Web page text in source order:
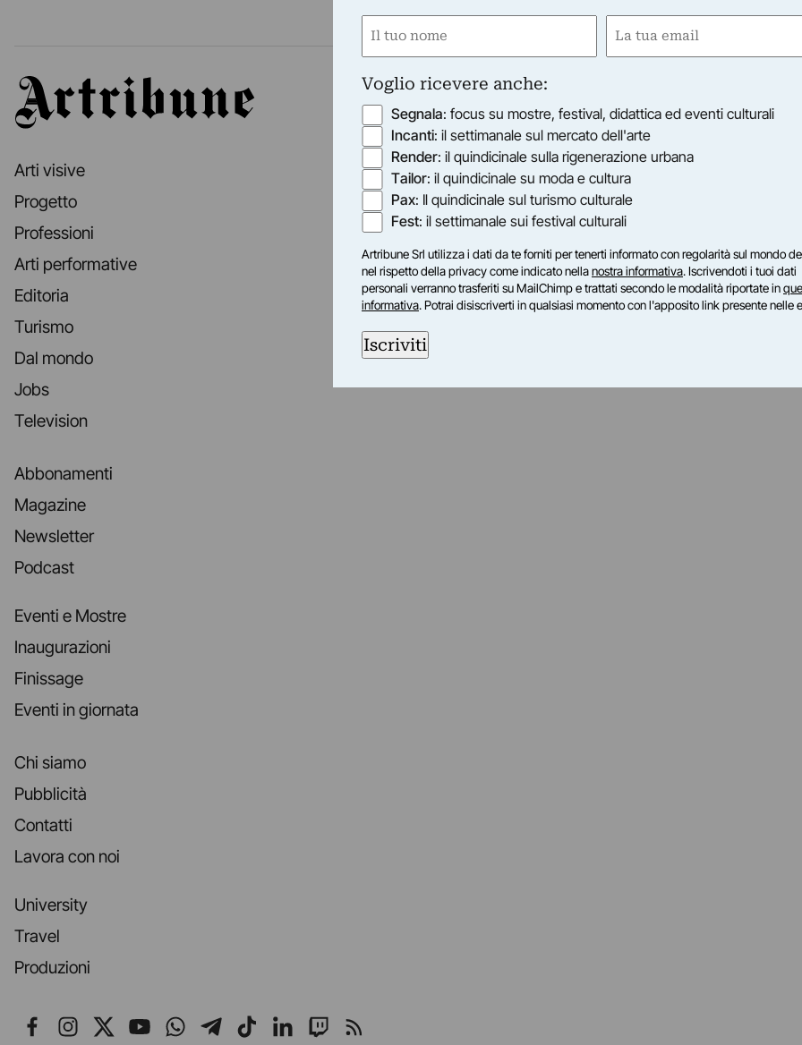
Artribune
Arti visive
Progetto
Professioni
Arti performative
Editoria
Turismo
Dal mondo
Jobs
Television
Abbonamenti
Magazine
Newsletter
Podcast
Eventi e Mostre
Inaugurazioni
Finissage
Eventi in giornata
Chi siamo
Pubblicità
Contatti
Lavora con noi
University
Travel
Produzioni
Seguici su Facebook
Seguici su Instagram
Seguici su X
Seguici su YouTube
Seguici su WhatsApp
Seguici su Telegram
Seguici su TikTok
Seguici su LinkedIn
Seguici su Twitch
Seguici su Rss
Nome
Email
Voglio ricevere anche:
Segnala: focus su mostre, festival, didattica ed eventi culturali
Incanti: il settimanale sul mercato dell'arte
Render: il quindicinale sulla rigenerazione urbana
Tailor: il quindicinale su moda e cultura
Pax: Il quindicinale sul turismo culturale
Fest: il settimanale sui festival culturali
Artribune Srl utilizza i dati da te forniti per tenerti informato con regolarità sul mondo
nel rispetto della privacy come indicato nellanostra informativa. Iscrivendoti i tuoi dati
personali verranno trasferiti su MailChimp e trattati secondo le modalità riportate in
informativa. Potrai disiscriverti in qualsiasi momento con l'apposito link presente nelle
Iscriviti